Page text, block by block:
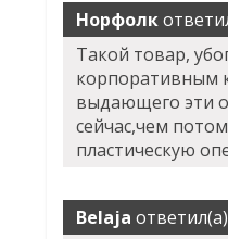
Норфолк
Такой товар,
корпоративным
выдающего эти
сейчас,чем
пластическую
Belaja ответил(а)